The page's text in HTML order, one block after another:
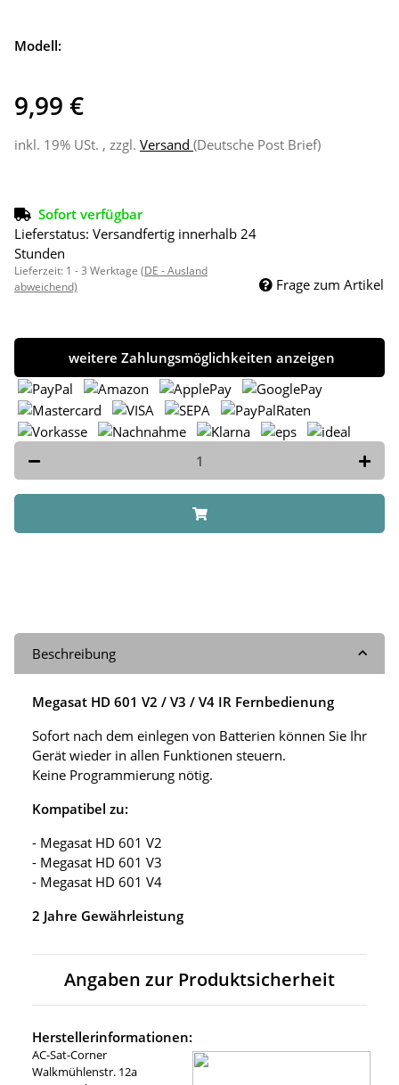
Modell:
9,99 €
inkl. 19% USt. , zzgl. Versand (Deutsche Post Brief)
Sofort verfügbar
Lieferstatus: Versandfertig innerhalb 24
Stunden
Lieferzeit: 1 - 3 Werktage (DE - Ausland
abweichend)
Frage zum Artikel
weitere Zahlungsmöglichkeiten anzeigen
Beschreibung
Megasat HD 601 V2 / V3 / V4 IR Fernbedienung
Sofort nach dem einlegen von Batterien können Sie Ihr
Gerät wieder in allen Funktionen steuern.
Keine Programmierung nötig.
Kompatibel zu:
- Megasat HD 601 V2
- Megasat HD 601 V3
- Megasat HD 601 V4
2 Jahre Gewährleistung
Angaben zur Produktsicherheit
Herstellerinformationen:
AC-Sat-Corner
Walkmühlenstr. 12a